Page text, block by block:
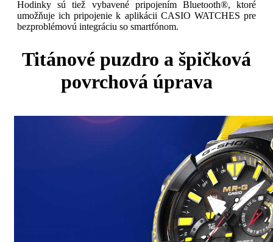
Hodinky sú tiež vybavené pripojením Bluetooth®, ktoré
umožňuje ich pripojenie k aplikácii CASIO WATCHES pre
bezproblémovú integráciu so smartfónom.
Titánové puzdro a špičková
povrchová úprava